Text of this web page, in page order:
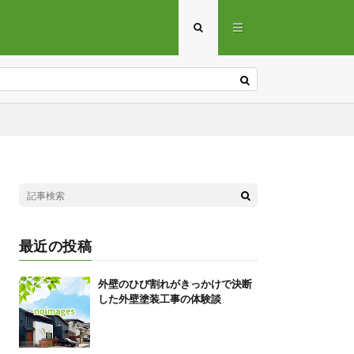
最近の投稿
外壁のひび割れがきっかけで決断
した外壁塗装工事の体験談